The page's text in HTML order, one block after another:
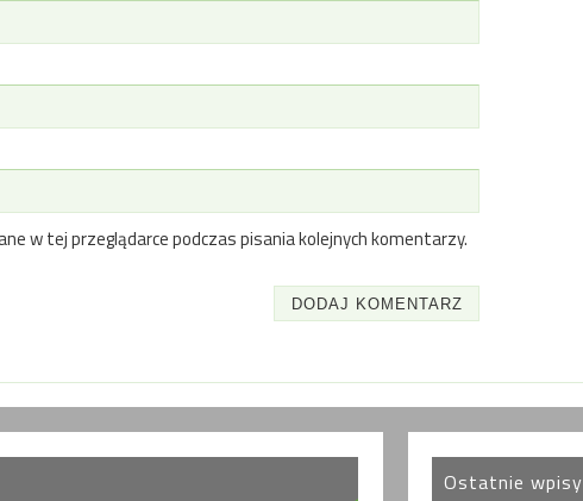
w tej przeglądarce podczas pisania kolejnych komentarzy.
Ostatnie wpisy